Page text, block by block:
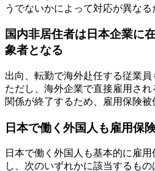
うでないかによって対応が異なる
国内非居住者は日本企業に
象者となる
出向、転勤で海外赴任する従業員
ただし、海外企業で直接雇用さ
関係が終了するため、雇用保険被
日本で働く外国人も雇用保
日本で働く外国人も基本的に雇
し、次のいずれかに該当するも